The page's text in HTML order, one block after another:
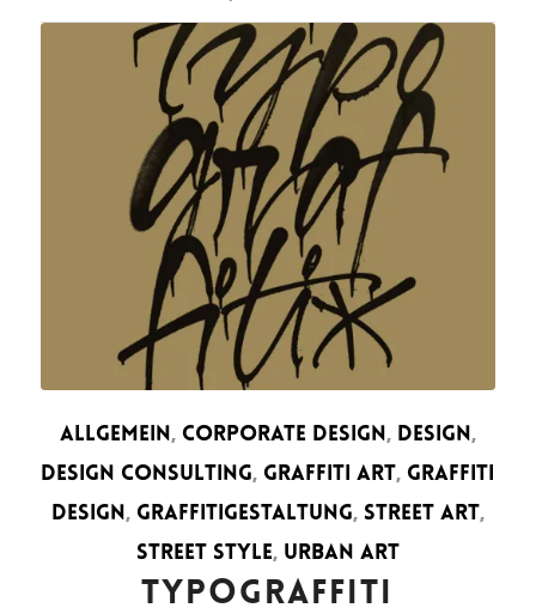
ALLGEMEIN, CORPORATE DESIGN, DESIGN,
DESIGN CONSULTING,GRAFFITI ART,GRAFFITI
DESIGN, GRAFFITIGESTALTUNG, STREET ART,
STREET STYLE, URBAN ART
TYPOGRAFFITI